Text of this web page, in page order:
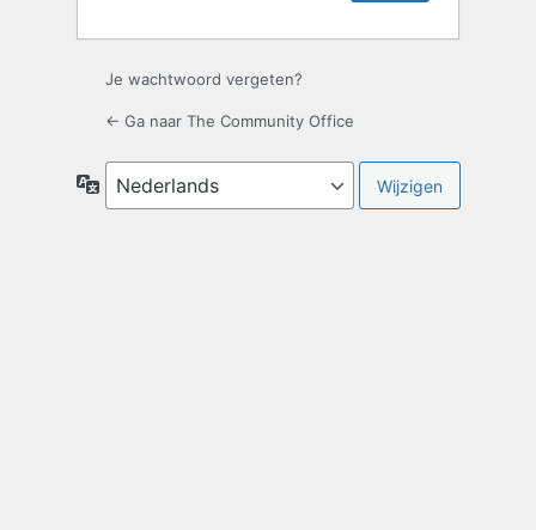
Je wachtwoord vergeten?
← Ga naar The Community Office
Taal